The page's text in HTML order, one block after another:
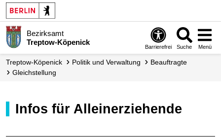
Bezirksamt
Treptow-Köpenick
Barrierefrei Suche Menü
Treptow-Köpenick Politik und Verwaltung
Beauftragte
Gleichstellung
Infos für Alleinerziehende